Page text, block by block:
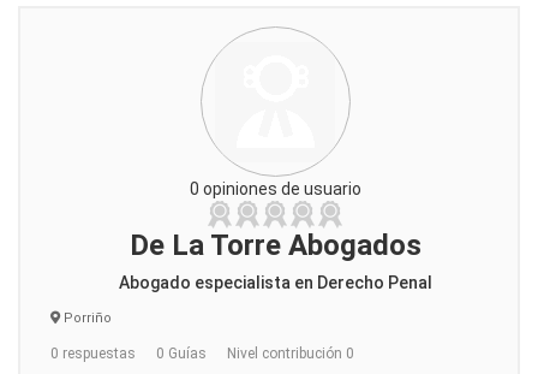
0 opiniones de usuario
De La Torre Abogados
Abogado especialista en Derecho Penal
Porriño
0 respuestas 0 Guías Nivel contribución 0